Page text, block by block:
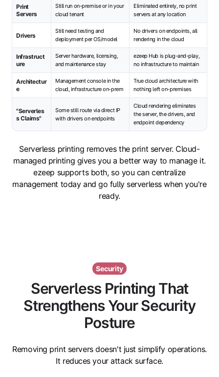
Print
Servers
Still run on-premise or in your
cloud tenant
Eliminated entirely, no print
servers at any location
Drivers
Still need testing and
deployment per OS/model
No drivers on endpoints, all
rendering in the cloud
Infrastruct
ure
Server hardware, licensing,
and maintenance stay
ezeep Hub is plug-and-play,
no infrastructure to maintain
Architectur
e
Management console in the
cloud, infrastructure on-prem
True cloud architecture with
nothing left on-premises
"Serverles
s Claims"
Some still route via direct IP
with drivers on endpoints
Cloud rendering eliminates
the server, the drivers, and
endpoint dependency
Serverless printing removes the print server. Cloud-
managed printing gives you a better way to manage it.
ezeep supports both, so you can centralize
management today and go fully serverless when you're
ready.
Security
Serverless Printing That
Strengthens Your Security
Posture
Removing print servers doesn't just simplify operations.
It reduces your attack surface.